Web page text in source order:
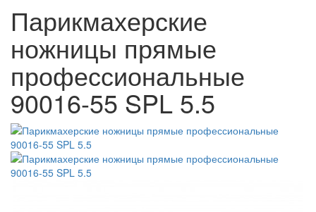
Парикмахерские
ножницы прямые
профессиональные
90016-55 SPL 5.5